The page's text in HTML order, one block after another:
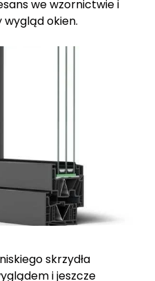
we wzornictwie i
wygląd okien.
skrzydła
i jeszcze